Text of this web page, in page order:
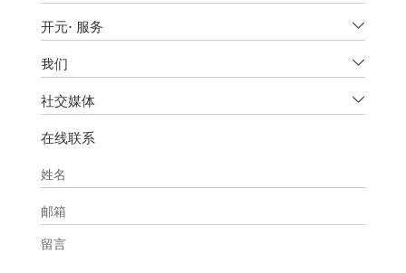
开元· 服务
我们
社交媒体
在线联系
姓名
邮箱
留言